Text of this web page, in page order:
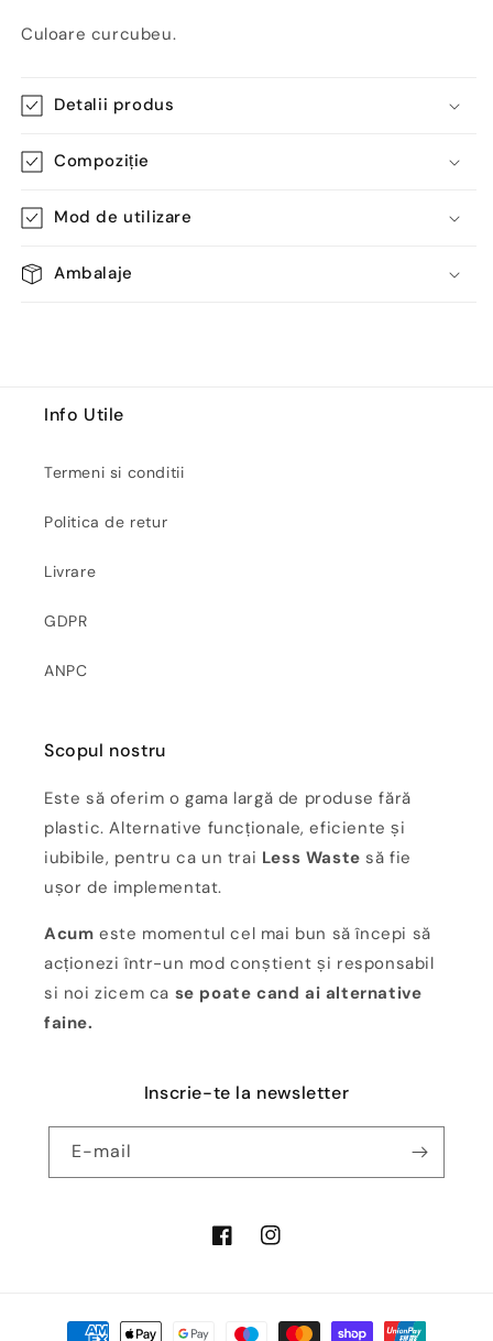
Culoare curcubeu.
Detalii produs
Compoziție
Mod de utilizare
Ambalaje
Info Utile
Termeni si conditii
Politica de retur
Livrare
GDPR
ANPC
Scopul nostru
Este să oferim o gama largă de produse fără
plastic. Alternative funcționale, eficiente și
iubibile, pentru ca un trai Less Waste să fie
ușor de implementat.
Acum este momentul cel mai bun să începi să
acționezi într-un mod conștient și responsabil
si noi zicem ca se poate cand ai alternative
faine.
Inscrie-te la newsletter
E-mail
FacebookInstagram
Metode